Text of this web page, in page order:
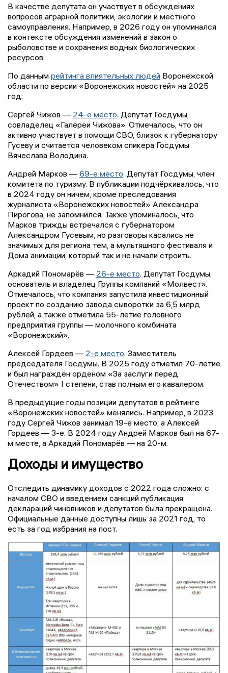
В качестве депутата он участвует в обсуждениях
вопросов аграрной политики, экологии и местного
самоуправления. Например, в 2026 году он упоминался
в контексте обсуждения изменений в закон о
рыболовстве и сохранения водных биологических
ресурсов.
По данным рейтинга влиятельных людей Воронежской
области по версии «Воронежских новостей» на 2025
год:
Сергей Чижов — 24-е место. Депутат Госдумы,
совладелец «Галереи Чижова». Отмечалось, что он
активно участвует в помощи СВО, близок к губернатору
Гусеву и считается человеком спикера Госдумы
Вячеслава Володина.
Андрей Марков — 69-е место. Депутат Госдумы, член
комитета по туризму. В публикации подчёркивалось, что
в 2024 году он ничем, кроме преследования
журналиста «Воронежских новостей» Александра
Пирогова, не запомнился. Также упоминалось, что
Марков трижды встречался с губернатором
Александром Гусевым, но разговоры касались не
значимых для региона тем, а мультяшного фестиваля и
Дома анимации, который так и не начали строить.
Аркадий Пономарёв — 26-е место. Депутат Госдумы,
основатель и владелец Группы компаний «Молвест».
Отмечалось, что компания запустила инвестиционный
проект по созданию завода сыворотки за 6,5 млрд
рублей, а также отметила 55-летие головного
предприятия группы — молочного комбината
«Воронежский».
Алексей Гордеев — 2-е место. Заместитель
председателя Госдумы. В 2025 году отметил 70-летие
и был награждён орденом «За заслуги перед
Отечеством» I степени, став полным его кавалером.
В предыдущие годы позиции депутатов в рейтинге
«Воронежских новостей» менялись. Например, в 2023
году Сергей Чижов занимал 19-е место, а Алексей
Гордеев — 3-е. В 2024 году Андрей Марков был на 67-
м месте, а Аркадий Пономарёв — на 20-м.
Доходы и имущество
Отследить динамику доходов с 2022 года сложно: с
началом СВО и введением санкций публикация
деклараций чиновников и депутатов была прекращена.
Официальные данные доступны лишь за 2021 год, то
есть за год избрания на пост.